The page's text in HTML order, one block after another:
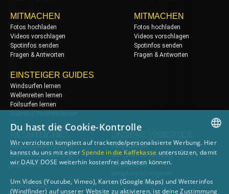
MITMACHEN
Fotos hochladen
Videos vorschlagen
Spotinfos senden
Fragen & Antworten
EINSTEIGER GUIDES
Windsurfen lernen
Wellenreiten lernen
Foilsurfen lernen
MITMACHEN
Fotos hochladen
Videos vorschlagen
Spotinfos senden
Fragen & Antworten
Nutzungsbedingungen
Datenschutzerklärung
Impressum
COOKIES
dailydose.de
dailydose.eu(english)
wingdaily.de
dailydose-shop.de
windsurfen-lernen.de
GERMAN
Du hast die Cookie-Kontrolle
Wir verzichten komplett auf trackende/personalisierte Werbung. Hier
kannst du uns mit einerSpende in die Kaffekasse unterstützen, damit
wir DAILY DOSE weiterhin kostenfrei anbieten können.
Um Videos (Youtube, Vimeo), Karten (Google Maps) und Wetterinfos
(Windfinder) auf unserer Website zu aktivieren, ist deine Zustimmung